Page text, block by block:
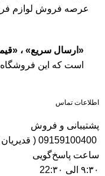
عرصه فروش لوازم
«ارسال سریع» ،
است که این
اطلاعات تماس
پشتیبانی و فروش
ساعت پاسخ‌گویی
۹:۳۰ الی 22:۳۰